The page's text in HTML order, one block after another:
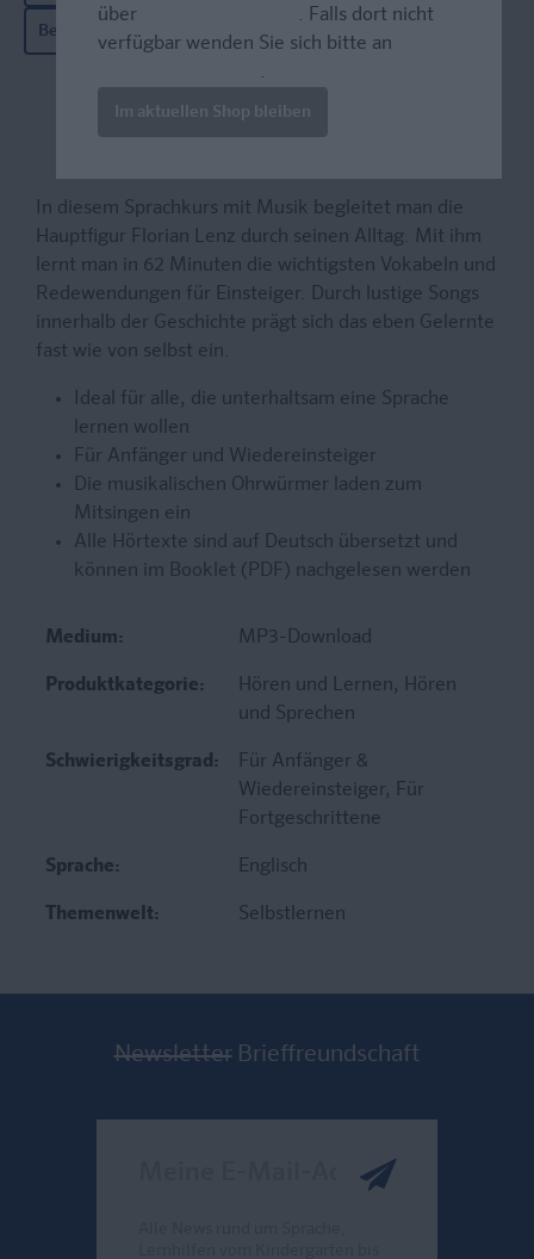
Bei bücher.de kaufen
In diesem Sprachkurs mit Musik begleitet man die
Hauptfigur Florian Lenz durch seinen Alltag. Mit ihm
lernt man in 62 Minuten die wichtigsten Vokabeln und
Redewendungen für Einsteiger. Durch lustige Songs
innerhalb der Geschichte prägt sich das eben Gelernte
fast wie von selbst ein.
Ideal für alle, die unterhaltsam eine Sprache
lernen wollen
Für Anfänger und Wiedereinsteiger
Die musikalischen Ohrwürmer laden zum
Mitsingen ein
Alle Hörtexte sind auf Deutsch übersetzt und
können im Booklet (PDF) nachgelesen werden
Medium: MP3-Download
Produktkategorie: Hören und Lernen, Hören
und Sprechen
Schwierigkeitsgrad:
Für Anfänger &
Wiedereinsteiger, Für
Fortgeschrittene
Sprache: Englisch
Themenwelt: Selbstlernen
Newsletter Brieffreundschaft
über
. Falls dort nicht
verfügbar wenden Sie sich bitte an
.
Im aktuellen Shop bleiben